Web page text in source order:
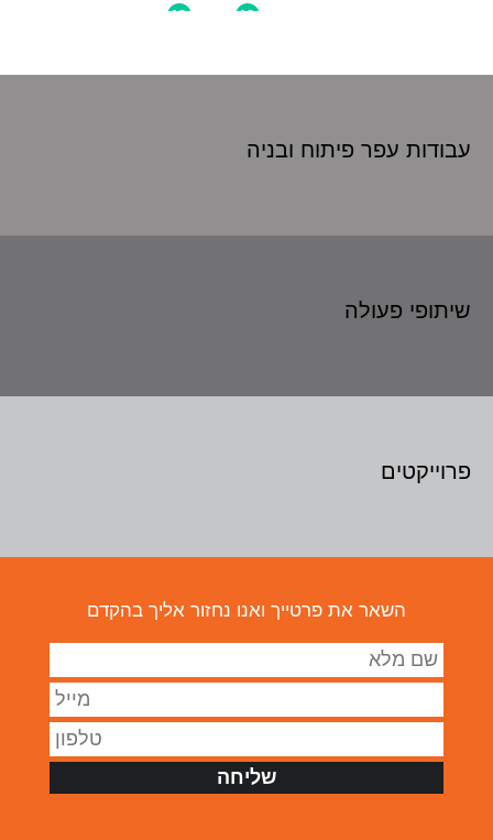
עבודות עפר פיתוח ובניה
שיתופי פעולה
פרוייקטים
השאר את פרטייך ואנו נחזור אליך בהקדם